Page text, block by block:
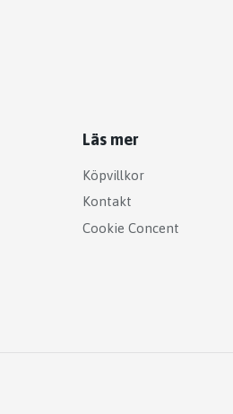
Läs mer
Köpvillkor
Kontakt
Cookie Concent